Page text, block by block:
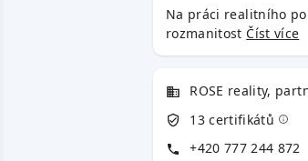
Na práci realitního
rozmanitost Číst více
ROSE reality,
13 certifikátů
+420 777 244 872